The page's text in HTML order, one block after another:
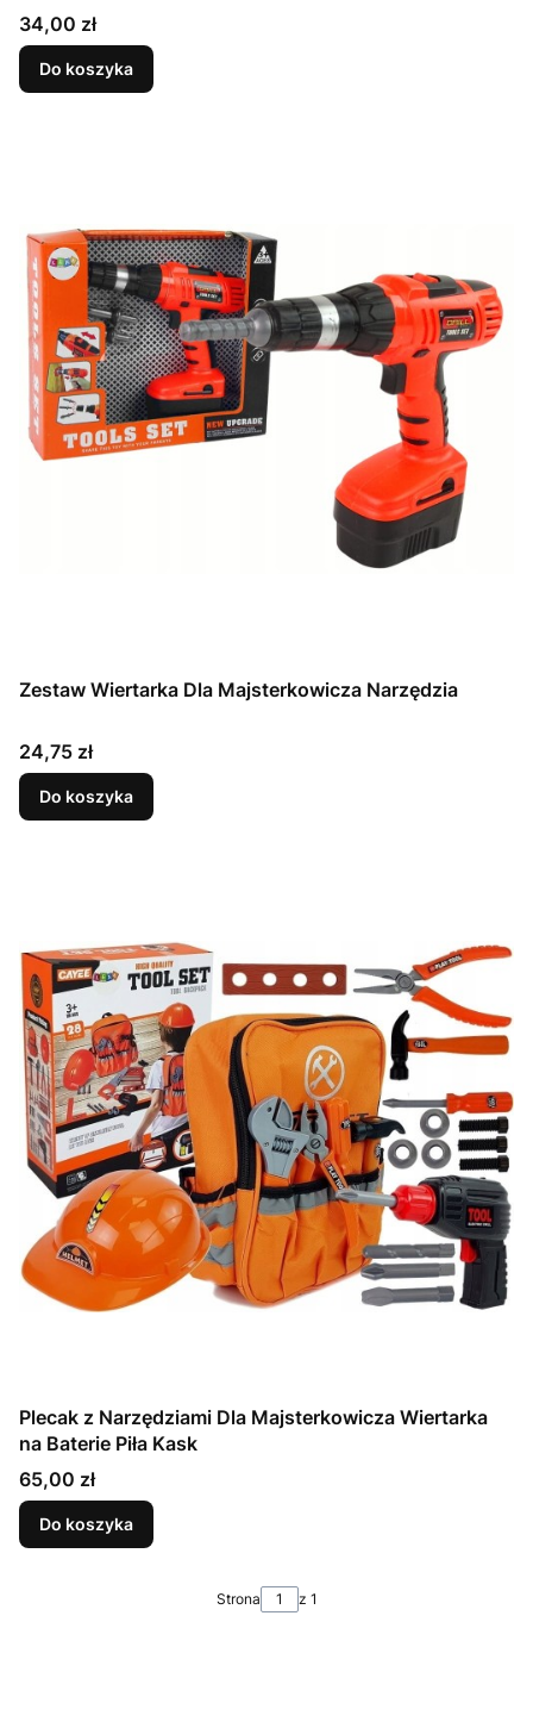
Cena
34,00 zł
Do koszyka
Zestaw Wiertarka Dla Majsterkowicza Narzędzia
Cena
24,75 zł
Do koszyka
Plecak z Narzędziami Dla Majsterkowicza Wiertarka
na Baterie Piła Kask
Cena
65,00 zł
Do koszyka
Strona z 1